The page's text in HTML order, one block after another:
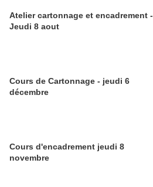
Atelier cartonnage et encadrement -
Jeudi 8 aout
Cours de Cartonnage - jeudi 6
décembre
Cours d'encadrement jeudi 8
novembre